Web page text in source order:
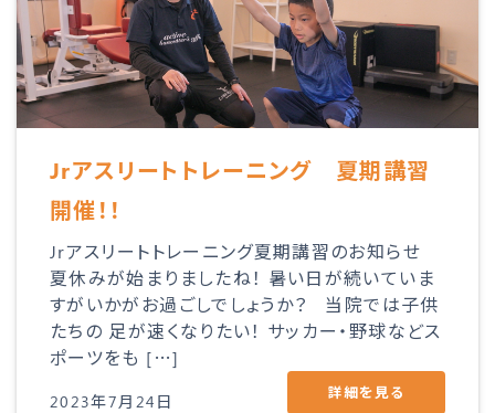
Jrアスリートトレーニング 夏期講習
開催！！
Jrアスリートトレーニング夏期講習のお知らせ
夏休みが始まりましたね！ 暑い日が続いていま
すがいかがお過ごしでしょうか？ 当院では子供
たちの 足が速くなりたい！ サッカー・野球などス
ポーツをも […]
2023年7月24日 詳細を見る